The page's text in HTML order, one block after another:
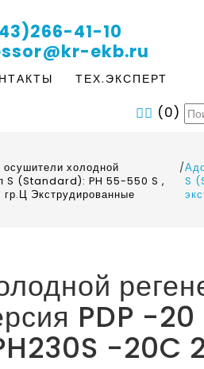
41-10
ekb.ru
ТЕХ.ЭКСПЕРТ
(0)
холодной
S (Standard): PH 55-550 S ,
гр.Ц Экструдированные
/
S
PDP -20
-20C